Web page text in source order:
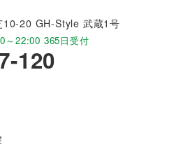
10-20 GH-Style 武蔵1号
22:00 365日受付
120